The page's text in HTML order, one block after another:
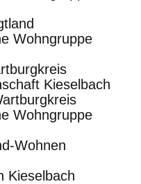
Wohngruppe
Kieselbach
Wohngruppe
Wohnen
Kieselbach